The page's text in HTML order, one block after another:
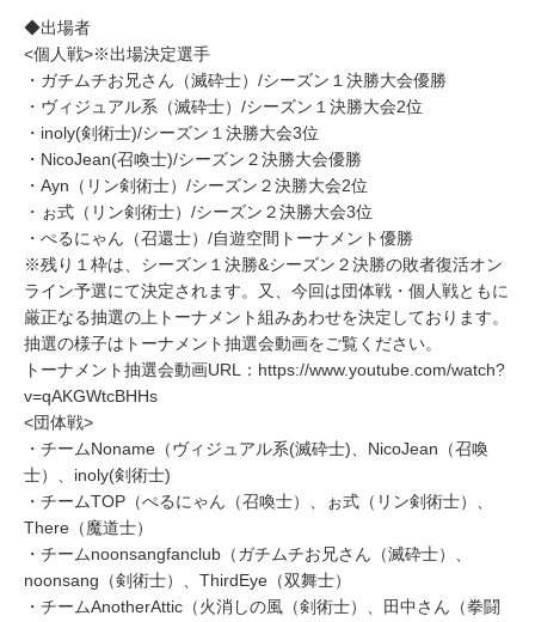
◆出場者
<個人戦>※出場決定選手
・ガチムチお兄さん（滅砕士）/シーズン１決勝大会優勝
・ヴィジュアル系（滅砕士）/シーズン１決勝大会2位
・inoly(剣術士)/シーズン１決勝大会3位
・NicoJean(召喚士)/シーズン２決勝大会優勝
・Ayn（リン剣術士）/シーズン２決勝大会2位
・ぉ式（リン剣術士）/シーズン２決勝大会3位
・ぺるにゃん（召還士）/自遊空間トーナメント優勝
※残り１枠は、シーズン１決勝&シーズン２決勝の敗者復活オン
ライン予選にて決定されます。又、今回は団体戦・個人戦ともに
厳正なる抽選の上トーナメント組みあわせを決定しております。
抽選の様子はトーナメント抽選会動画をご覧ください。
トーナメント抽選会動画URL：https://www.youtube.com/watch?
v=qAKGWtcBHHs
<団体戦>
・チームNoname（ヴィジュアル系(滅砕士)、NicoJean（召喚
士）、inoly(剣術士)
・チームTOP（ぺるにゃん（召喚士）、ぉ式（リン剣術士）、
There（魔道士）
・チームnoonsangfanclub（ガチムチお兄さん（滅砕士）、
noonsang（剣術士）、ThirdEye（双舞士）
・チームAnotherAttic（火消しの風（剣術士）、田中さん（拳闘